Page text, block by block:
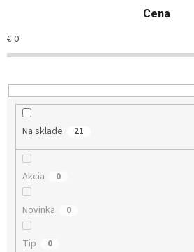
r
o
u
k
Cena
€0
Na sklade 21
Akcia 0
Novinka 0
Tip 0